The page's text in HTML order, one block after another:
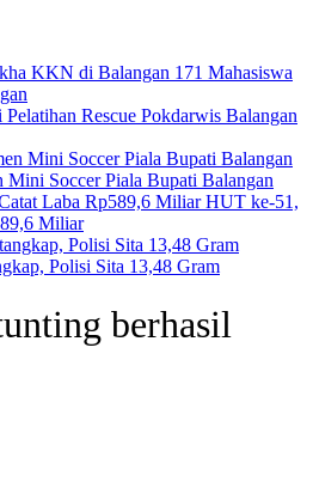
171 Mahasiswa
Pokdarwis Balangan
Mini Soccer Piala Bupati Balangan
HUT ke-51,
Miliar
Polisi Sita 13,48 Gram
berhasil